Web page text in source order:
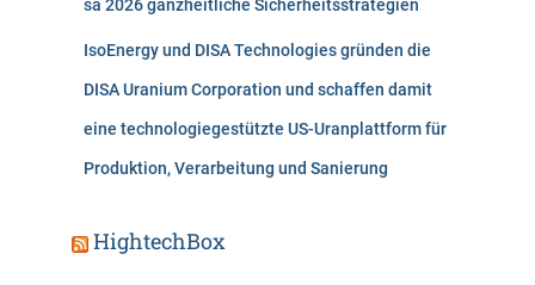
sa 2026 ganzheitliche Sicherheitsstrategien
IsoEnergy und DISA Technologies gründen die
DISA Uranium Corporation und schaffen damit
eine technologiegestützte US-Uranplattform für
Produktion, Verarbeitung und Sanierung
HightechBox